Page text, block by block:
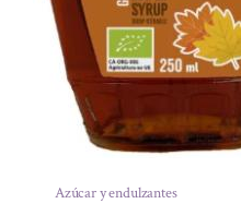
Azúcar y endulzantes